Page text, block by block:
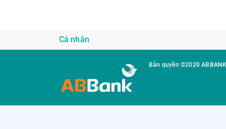
Cá nhân
Bản quyền ©2020